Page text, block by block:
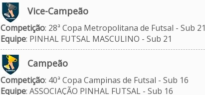
Vice-Campeão
Competição: 28ª Copa Metropolitana de Futsal - Sub 21
Equipe: PINHAL FUTSAL MASCULINO - Sub 21
Campeão
Competição: 40ª Copa Campinas de Futsal - Sub 16
Equipe: ASSOCIAÇÃO PINHAL FUTSAL - Sub 16